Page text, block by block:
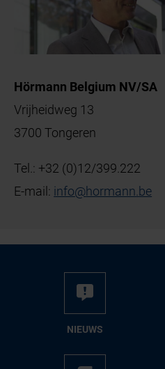
Hörmann Belgium NV/SA
Vrijheidweg 13
3700 Tongeren
Tel.: +32 (0)12/399.222
E-mail: info@hormann.be
NIEUWS